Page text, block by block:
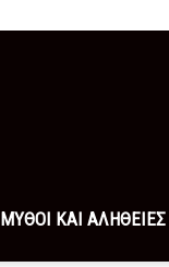
ΜΥΘΟΙ ΚΑΙ ΑΛΗΘΕΙΕΣ